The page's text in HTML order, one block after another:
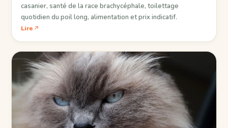
casanier, santé de la race brachycéphale, toilettage
quotidien du poil long, alimentation et prix indicatif.
Lire